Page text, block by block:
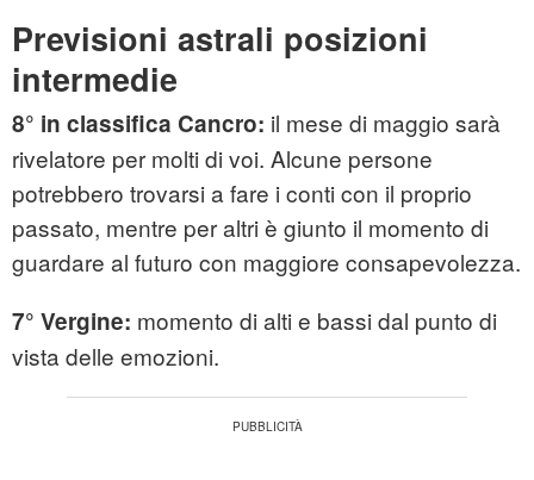
Previsioni astrali posizioni
intermedie
8° in classifica Cancro: il mese di maggio sarà
rivelatore per molti di voi. Alcune persone
potrebbero trovarsi a fare i conti con il proprio
passato, mentre per altri è giunto il momento di
guardare al futuro con maggiore consapevolezza.
7° Vergine: momento di alti e bassi dal punto di
vista delle emozioni.